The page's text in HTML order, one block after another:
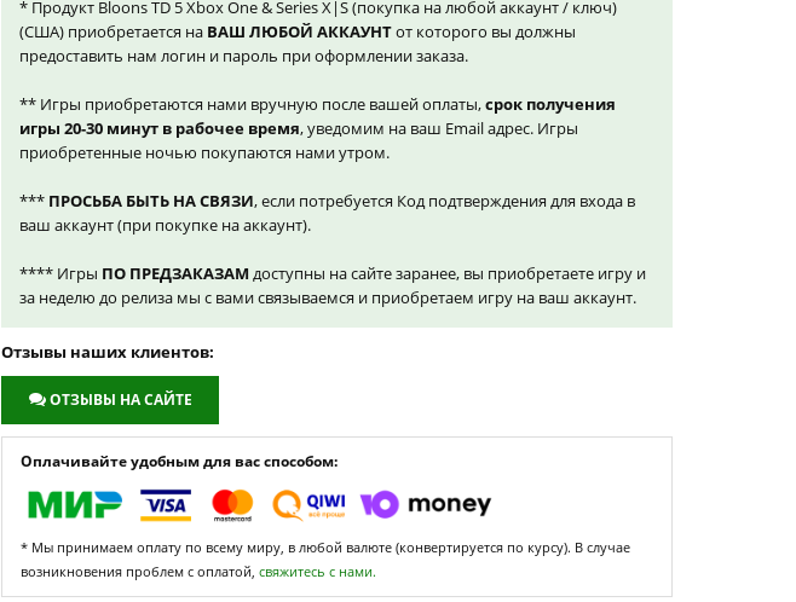
* Продукт Bloons TD 5 Xbox One & Series X|S (покупка на любой аккаунт / ключ)
(США) приобретается на ВАШ ЛЮБОЙ АККАУНТот которого вы должны
предоставить нам логин и пароль при оформлении заказа.
** Игры приобретаются нами вручную после вашей оплаты,срок получения
игры 20-30 минут в рабочее время, уведомим на ваш Email адрес. Игры
приобретенные ночью покупаются нами утром.
*** ПРОСЬБА БЫТЬ НА СВЯЗИ, если потребуется Код подтверждения для входа в
ваш аккаунт (при покупке на аккаунт).
**** Игры ПО ПРЕДЗАКАЗАМ доступны на сайте заранее, вы приобретаете игру и
за неделю до релиза мы с вами связываемся и приобретаем игру на ваш аккаунт.
Отзывы наших клиентов:
ОТЗЫВЫ НА САЙТЕ
Оплачивайте удобным для вас способом:
* Мы принимаем оплату по всему миру, в любой валюте (конвертируется по курсу). В случае
возникновения проблем с оплатой, свяжитесь с нами.